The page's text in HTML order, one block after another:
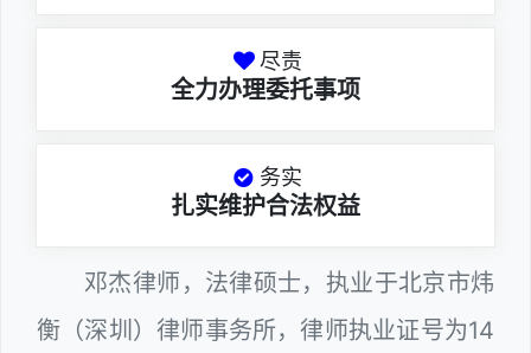
尽责
全力办理委托事项
务实
扎实维护合法权益
邓杰律师，法律硕士，执业于北京市炜
衡（深圳）律师事务所，律师执业证号为14